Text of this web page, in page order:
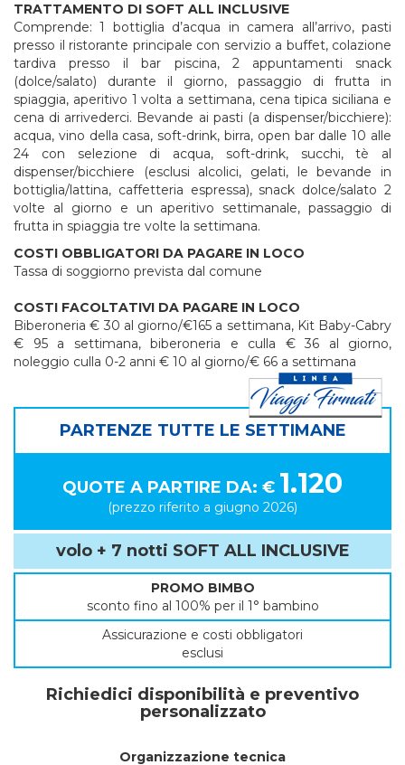
TRATTAMENTO DI SOFT ALL INCLUSIVE
Comprende: 1 bottiglia d’acqua in camera all’arrivo, pasti
presso il ristorante principale con servizio a buffet, colazione
tardiva presso il bar piscina, 2 appuntamenti snack
(dolce/salato) durante il giorno, passaggio di frutta in
spiaggia, aperitivo 1 volta a settimana, cena tipica siciliana e
cena di arrivederci. Bevande ai pasti (a dispenser/bicchiere):
acqua, vino della casa, soft-drink, birra, open bar dalle 10 alle
24 con selezione di acqua, soft-drink, succhi, tè al
dispenser/bicchiere (esclusi alcolici, gelati, le bevande in
bottiglia/lattina, caffetteria espressa), snack dolce/salato 2
volte al giorno e un aperitivo settimanale, passaggio di
frutta in spiaggia tre volte la settimana.
COSTI OBBLIGATORI DA PAGARE IN LOCO
Tassa di soggiorno prevista dal comune
COSTI FACOLTATIVI DA PAGARE IN LOCO
Biberoneria € 30 al giorno/€165 a settimana, Kit Baby-Cabry
€ 95 a settimana, biberoneria e culla € 36 al giorno,
noleggio culla 0-2 anni € 10 al giorno/€ 66 a settimana
PARTENZE TUTTE LE SETTIMANE
QUOTE A PARTIRE DA: € 1.120
(prezzo riferito a giugno 2026)
volo + 7 notti SOFT ALL INCLUSIVE
PROMO BIMBO
sconto fino al 100% per il 1° bambino
Assicurazione e costi obbligatori
esclusi
Richiedici disponibilità e preventivo
personalizzato
Organizzazione tecnica